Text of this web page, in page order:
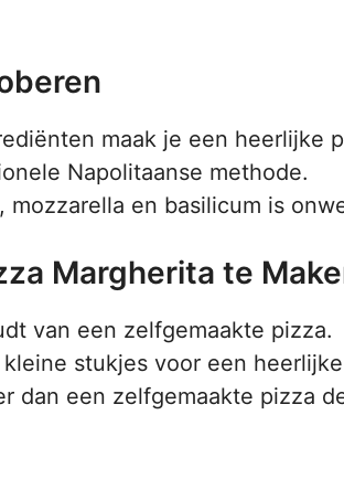
maak je een heerlijke
Napolitaanse methode.
en basilicum is
Margherita te
van een zelfgemaakte pizza.
stukjes voor een
dan een zelfgemaakte pizza